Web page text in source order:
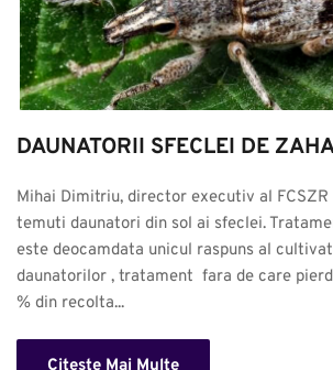
DAUNATORII SFECLEI DE
Mihai Dimitriu, director executiv al
temuti daunatori din sol ai sfeclei.
este deocamdata unicul raspuns al
daunatorilor , tratament  fara de care
% din recolta...